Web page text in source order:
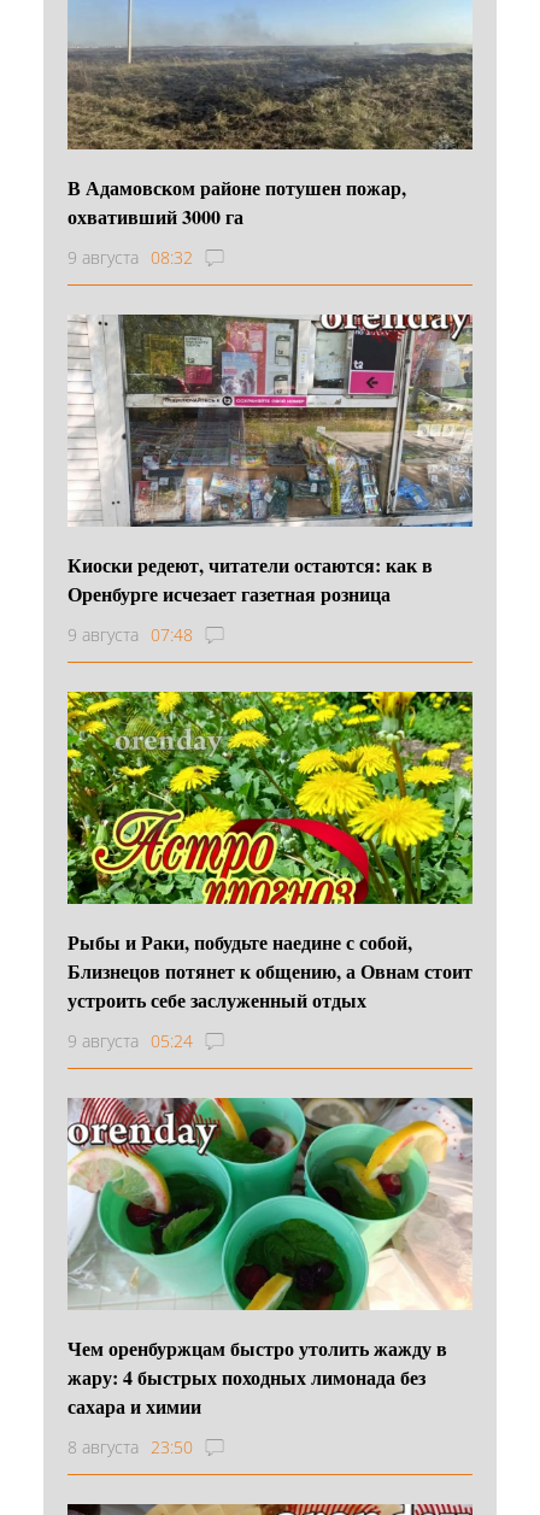
В Адамовском районе потушен пожар,
охвативший 3000 га
9 августа 08:32
Киоски редеют, читатели остаются: как в
Оренбурге исчезает газетная розница
9 августа 07:48
Рыбы и Раки, побудьте наедине с собой,
Близнецов потянет к общению, а Овнам стоит
устроить себе заслуженный отдых
9 августа 05:24
Чем оренбуржцам быстро утолить жажду в
жару: 4 быстрых походных лимонада без
сахара и химии
8 августа 23:50